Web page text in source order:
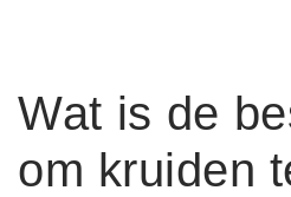
Wat is de
om kruiden